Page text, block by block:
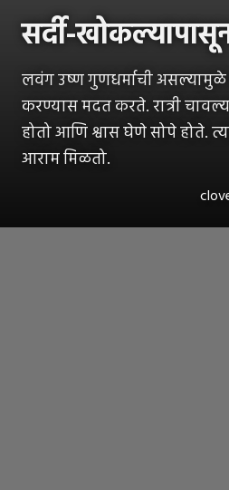
सर्दी-
लवंग उष्ण गुणधर्माची
करण्यास मदत करते. रात्री
होतो आणि श्वास घेणे सोपे होते.
आराम मिळतो.